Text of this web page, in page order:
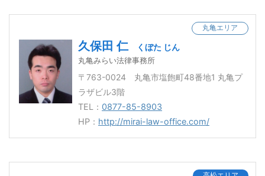
丸亀エリア
久保田 仁 くぼた じん
丸亀みらい法律事務所
〒763-0024 丸亀市塩飽町48番地1 丸亀プ
ラザビル3階
TEL： 0877-85-8903
HP： http://mirai-law-office.com/